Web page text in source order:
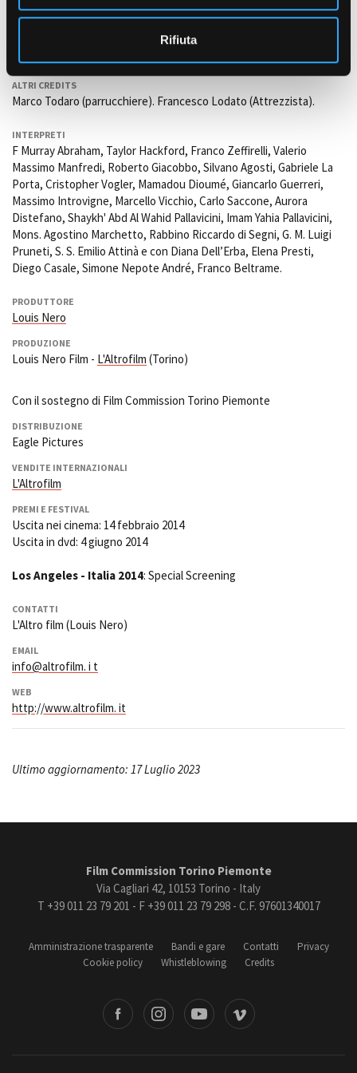
Rifiuta
Alfio Ferrero
Vanessa Ferrauto
ALTRI CREDITS
Marco Todaro (parrucchiere). Francesco Lodato (Attrezzista).
INTERPRETI
F Murray Abraham, Taylor Hackford, Franco Zeffirelli, Valerio
Massimo Manfredi, Roberto Giacobbo, Silvano Agosti, Gabriele La
Porta, Cristopher Vogler, Mamadou Dioumé, Giancarlo Guerreri,
Massimo Introvigne, Marcello Vicchio, Carlo Saccone, Aurora
Distefano, Shaykh' Abd Al Wahid Pallavicini, Imam Yahia Pallavicini,
Mons. Agostino Marchetto, Rabbino Riccardo di Segni, G. M. Luigi
Pruneti, S. S. Emilio Attinà e con Diana Dell’Erba, Elena Presti,
Diego Casale, Simone Nepote André, Franco Beltrame.
PRODUTTORE
Louis Nero
PRODUZIONE
Louis Nero Film - L'Altrofilm (Torino)
Con il sostegno di Film Commission Torino Piemonte
DISTRIBUZIONE
Eagle Pictures
VENDITE INTERNAZIONALI
L'Altrofilm
PREMI E FESTIVAL
Uscita nei cinema: 14 febbraio 2014
Uscita in dvd: 4 giugno 2014
Los Angeles - Italia 2014: Special Screening
CONTATTI
L'Altro film (Louis Nero)
EMAIL
info@altrofilm. i t
WEB
http://www.altrofilm. it
Ultimo aggiornamento: 17 Luglio 2023
Film Commission Torino Piemonte
Via Cagliari 42, 10153 Torino - Italy
T +39 011 23 79 201 - F +39 011 23 79 298 - C.F. 97601340017
Amministrazione trasparente Bandi e gare Contatti
Privacy
Cookie policy
Whistleblowing Credits
Vimeo